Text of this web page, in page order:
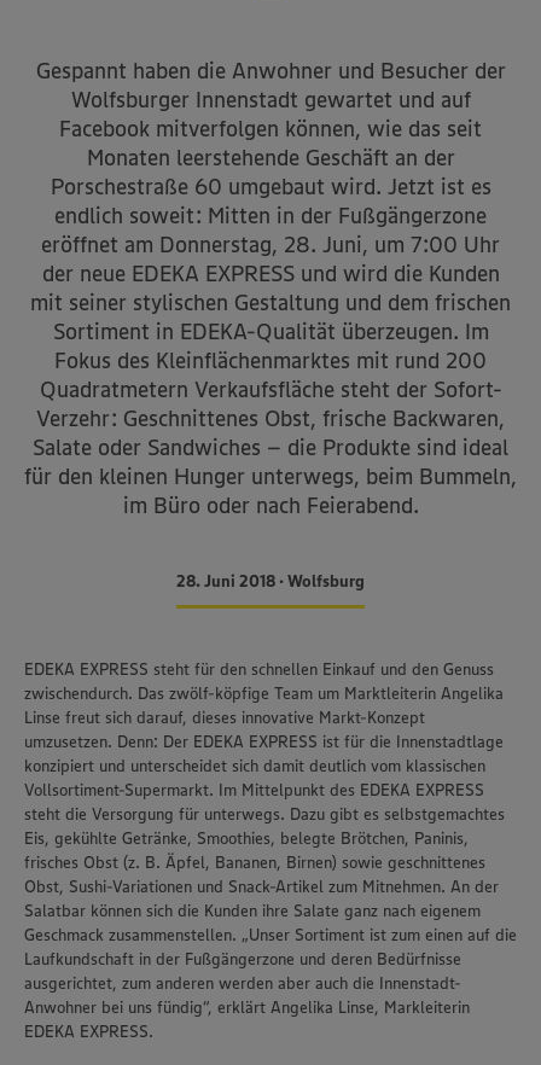
Gespannt haben die Anwohner und Besucher der
Wolfsburger Innenstadt gewartet und auf
Facebook mitverfolgen können, wie das seit
Monaten leerstehende Geschäft an der
Porschestraße 60 umgebaut wird. Jetzt ist es
endlich soweit: Mitten in der Fußgängerzone
eröffnet am Donnerstag, 28. Juni, um 7:00 Uhr
der neue EDEKA EXPRESS und wird die Kunden
mit seiner stylischen Gestaltung und dem frischen
Sortiment in EDEKA-Qualität überzeugen. Im
Fokus des Kleinflächenmarktes mit rund 200
Quadratmetern Verkaufsfläche steht der Sofort-
Verzehr: Geschnittenes Obst, frische Backwaren,
Salate oder Sandwiches – die Produkte sind ideal
für den kleinen Hunger unterwegs, beim Bummeln,
im Büro oder nach Feierabend.
28. Juni 2018 • Wolfsburg
EDEKA EXPRESS steht für den schnellen Einkauf und den Genuss
zwischendurch. Das zwölf-köpfige Team um Marktleiterin Angelika
Linse freut sich darauf, dieses innovative Markt-Konzept
umzusetzen. Denn: Der EDEKA EXPRESS ist für die Innenstadtlage
konzipiert und unterscheidet sich damit deutlich vom klassischen
Vollsortiment-Supermarkt. Im Mittelpunkt des EDEKA EXPRESS
steht die Versorgung für unterwegs. Dazu gibt es selbstgemachtes
Eis, gekühlte Getränke, Smoothies, belegte Brötchen, Paninis,
frisches Obst (z. B. Äpfel, Bananen, Birnen) sowie geschnittenes
Obst, Sushi-Variationen und Snack-Artikel zum Mitnehmen. An der
Salatbar können sich die Kunden ihre Salate ganz nach eigenem
Geschmack zusammenstellen. „Unser Sortiment ist zum einen auf die
Laufkundschaft in der Fußgängerzone und deren Bedürfnisse
ausgerichtet, zum anderen werden aber auch die Innenstadt-
Anwohner bei uns fündig“, erklärt Angelika Linse, Markleiterin
EDEKA EXPRESS.